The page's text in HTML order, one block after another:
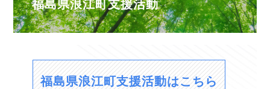
福島県浪江町支援活動
福島県浪江町支援活動はこちら